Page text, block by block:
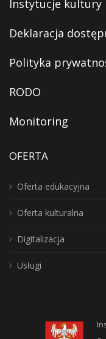
Instytucje kultury
Deklaracja
Polityka
RODO
Monitoring
OFERTA
Oferta edukacyjna
Oferta kulturalna
Digitalizacja
Usługi